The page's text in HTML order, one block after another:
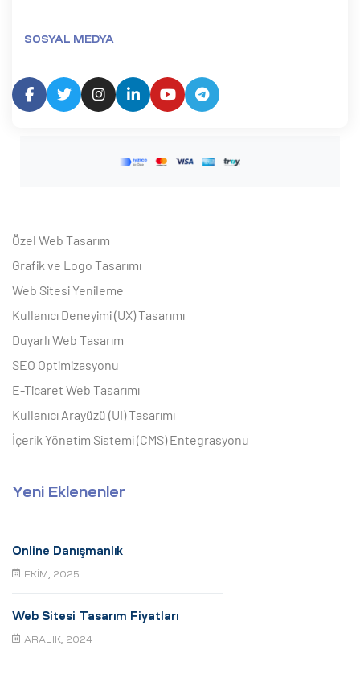
SOSYAL MEDYA
Özel Web Tasarım
Grafik ve Logo Tasarımı
Web Sitesi Yenileme
Kullanıcı Deneyimi (UX) Tasarımı
Duyarlı Web Tasarım
SEO Optimizasyonu
E-Ticaret Web Tasarımı
Kullanıcı Arayüzü (UI) Tasarımı
İçerik Yönetim Sistemi (CMS) Entegrasyonu
Yeni Eklenenler
Online Danışmanlık
EKIM, 2025
Web Sitesi Tasarım Fiyatları
ARALIK, 2024